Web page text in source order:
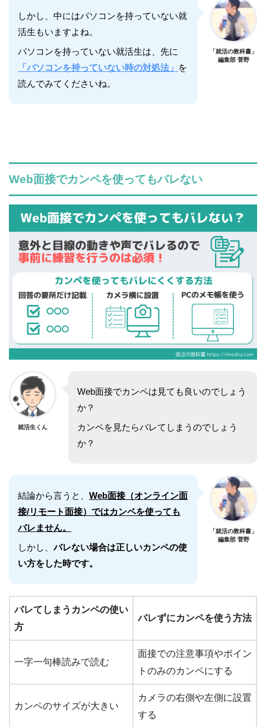
しかし、中にはパソコンを持っていない就
活生もいますよね。
パソコンを持っていない就活生は、先に
「パソコンを持っていない時の対処法」 を
読んでみてくださいね。
「就活の教科書」
編集部 菅野
Web面接でカンペを使ってもバレない
就活生くん
Web面接でカンペは見ても良いのでしょう
か？
カンペを見たらバレてしまうのでしょう
か？
結論から言うと、 Web面接（オンライン面
接/リモート面接）ではカンペを使っても
バレません。
しかし、バレない場合は正しいカンペの使
い方をした時です。
「就活の教科書」
編集部 菅野
バレてしまうカンペの使い
方
バレずにカンペを使う方法
一字一句棒読みで読む
面接での注意事項やポイン
トのみのカンペにする
カンペのサイズが大きい
カメラの右側や左側に設置
する